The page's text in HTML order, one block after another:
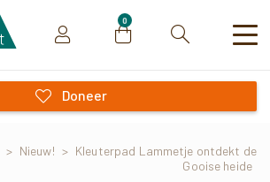
0
Zoeken
Doneer
> Nieuw! > Kleuterpad Lammetje ontdekt de
Gooise heide